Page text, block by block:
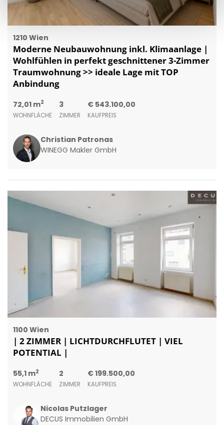
1210 Wien
Moderne Neubauwohnung inkl. Klimaanlage |
Wohlfühlen in perfekt geschnittener 3-Zimmer
Traumwohnung >> ideale Lage mit TOP
Anbindung
72,01 m2
WOHNFLÄCHE
3
ZIMMER
€ 543.100,00
KAUFPREIS
Christian Patronas
WINEGG Makler GmbH
1100 Wien
| 2 ZIMMER | LICHTDURCHFLUTET | VIEL
POTENTIAL |
55,1 m2
WOHNFLÄCHE
2
ZIMMER
€ 199.500,00
KAUFPREIS
Nicolas Putzlager
DECUS Immobilien GmbH